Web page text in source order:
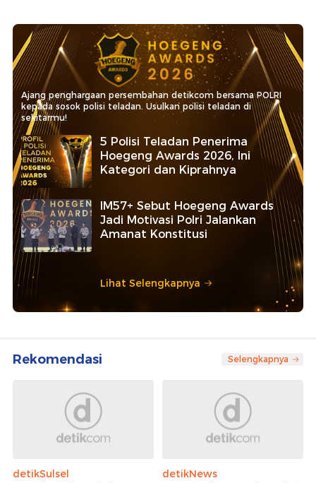
Ajang penghargaan persembahan detikcom bersama POLRI
kepada sosok polisi teladan. Usulkan polisi teladan di
sekitarmu!
5 Polisi Teladan Penerima
Hoegeng Awards 2026, Ini
Kategori dan Kiprahnya
IM57+ Sebut Hoegeng Awards
Jadi Motivasi Polri Jalankan
Amanat Konstitusi
Lihat Selengkapnya
Rekomendasi Selengkapnya
detikSulsel
detikNews